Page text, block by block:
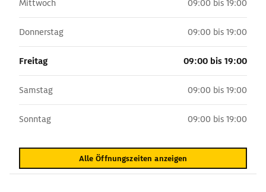
Mittwoch 09:00 bis 19:00
Donnerstag 09:00 bis 19:00
Freitag 09:00 bis 19:00
Samstag 09:00 bis 19:00
Sonntag 09:00 bis 19:00
Alle Öffnungszeiten anzeigen